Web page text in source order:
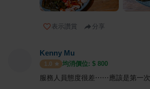
表示讚賞 分享
Kenny Mu
1.0 均消價位: $ 800
服務人員態度很差⋯⋯應該是第一次